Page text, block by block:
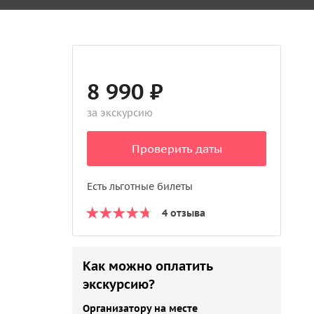
8 990 ₽
за экскурсию
Проверить даты
Есть льготные билеты
4 отзыва
Как можно оплатить
экскурсию?
Организатору на месте